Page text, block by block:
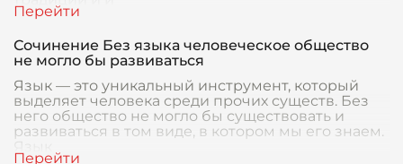
Сочинение Без языка человеческое общество
не могло бы развиваться
Язык — это уникальный инструмент, который
выделяет человека среди прочих существ. Без
него общество не могло бы существовать и
развиваться в том виде, в котором мы его знаем.
Язык